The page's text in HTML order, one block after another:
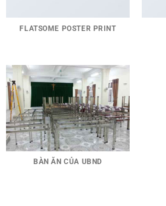
FLATSOME POSTER PRINT
BÀN ĂN CỦA UBND